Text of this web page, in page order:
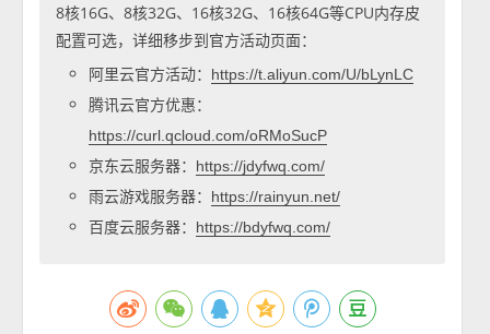
8核16G、8核32G、16核32G、16核64G等CPU内存皮
配置可选，详细移步到官方活动页面：
阿里云官方活动：
https://t.aliyun.com/U/bLynLC
腾讯云官方优惠：
https://curl.qcloud.com/oRMoSucP
京东云服务器： https://jdyfwq.com/
雨云游戏服务器： https://rainyun.net/
百度云服务器： https://bdyfwq.com/